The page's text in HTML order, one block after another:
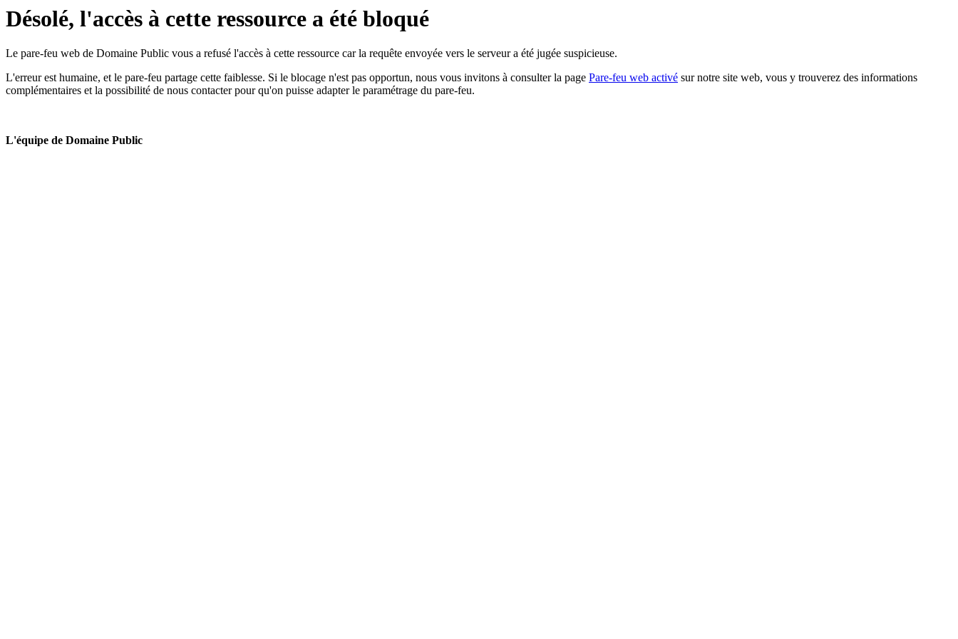
Désolé, l'accès à cette ressource a été bloqué
Le pare-feu web de Domaine Public vous a refusé l'accès à cette ressource car la requête envoyée vers le serveur a été jugée suspicieuse.
L'erreur est humaine, et le pare-feu partage cette faiblesse. Si le blocage n'est pas opportun, nous vous invitons à consulter la page Pare-feu web activé sur notre site web, vous y trouverez des informations
complémentaires et la possibilité de nous contacter pour qu'on puisse adapter le paramétrage du pare-feu.
L'équipe de Domaine Public